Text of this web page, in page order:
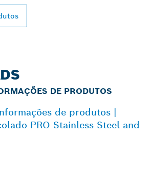
DE PRODUTOS
de produtos |
PRO Stainless Steel and